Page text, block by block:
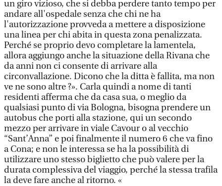
un giro vizioso, che si debba perdere tanto tempo per
andare all'ospedale senza che chi ne ha
l'autorizzazione provveda a mettere a disposizione
una linea per chi abita in questa zona penalizzata.
Perché se proprio devo completare la lamentela,
allora aggiungo anche la situazione della Rivana che
da anni non ci consente di arrivare alla
circonvallazione. Dicono che la ditta è fallita, ma non
ve ne sono altre ?». Carla quindi a nome di tanti
residenti afferma che da casa sua, o meglio da
qualsiasi punto di via Bologna, bisogna prendere un
autobus che porti alla stazione, qui un secondo
mezzo per arrivare in viale Cavour o al vecchio
“Sant’Anna” e poi finalmente il numero 6 che va fino
a Cona; e non le interessa se ha la possibilità di
utilizzare uno stesso biglietto che può valere per la
durata complessiva del viaggio, perché la stessa trafila
la deve fare anche al ritorno. «